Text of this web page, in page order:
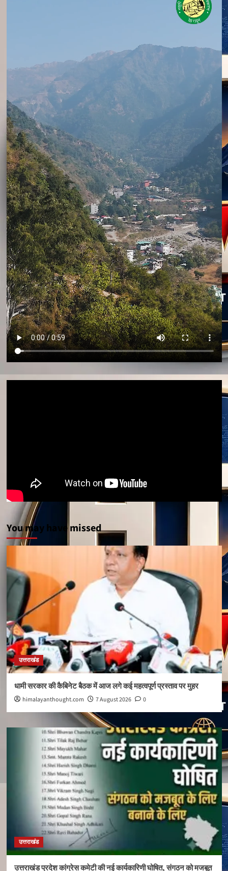
You may have missed
उत्तराखंड
धामी सरकार की कैबिनेट बैठक में आज लगे कई महत्वपूर्ण प्रस्ताव पर मुहर
himalayanthought.com 7 August 2026 0
उत्तराखंड
उत्तराखंड प्रदेश कांग्रेस कमेटी की नई कार्यकारिणी घोषित, संगठन को मजबूत